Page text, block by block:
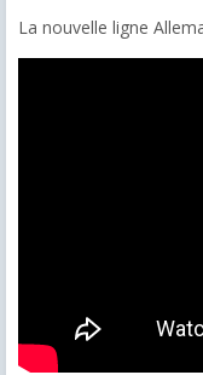
La nouvelle ligne